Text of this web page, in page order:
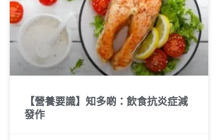
【營養要識】知多啲：飲食抗炎症減
發作